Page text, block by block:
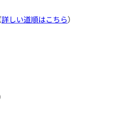
詳しい道順はこちら）